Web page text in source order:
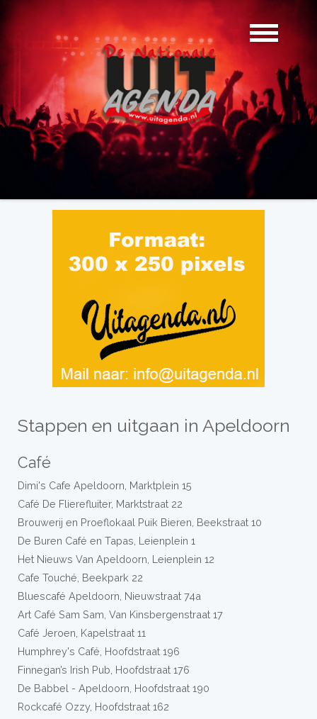
Stappen en uitgaan in Apeldoorn
Café
Dimi's Cafe Apeldoorn, Marktplein 15
Café De Flierefluiter, Marktstraat 22
Brouwerij en Proeflokaal Puik Bieren, Beekstraat 10
De Buren Café en Tapas, Leienplein 1
Het Nieuws Van Apeldoorn, Leienplein 12
Cafe Touché, Beekpark 22
Bluescafé Apeldoorn, Nieuwstraat 74a
Art Café Sam Sam, Van Kinsbergenstraat 17
Café Jeroen, Kapelstraat 11
Humphrey's Café, Hoofdstraat 196
Finnegan’s Irish Pub, Hoofdstraat 176
De Babbel - Apeldoorn, Hoofdstraat 190
Rockcafé Ozzy, Hoofdstraat 162